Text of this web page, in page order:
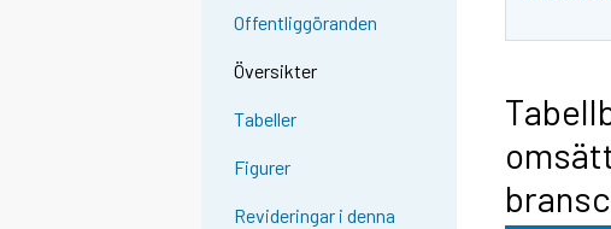
Offentliggöranden
Översikter
Tabeller
Figurer
Revideringar i denna